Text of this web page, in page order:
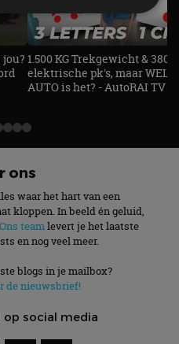
1.500 KG Trekgewicht & 380
elektrische pk's, maar
AUTO is het? - AutoRAI TV
ons
waar het hart van een
kloppen. In beeld én geluid,
Ons team levert je het laatste
en nog veel meer.
blogs in je mailbox?
de nieuwsbrief!
op social media
Prestatie
Targeting
geclassificeerd
De
gebruikt zonder de
Aanbieder
Cloudflare,
Inc.
.autorai.nl
1 jaar
Deze
gebruikt